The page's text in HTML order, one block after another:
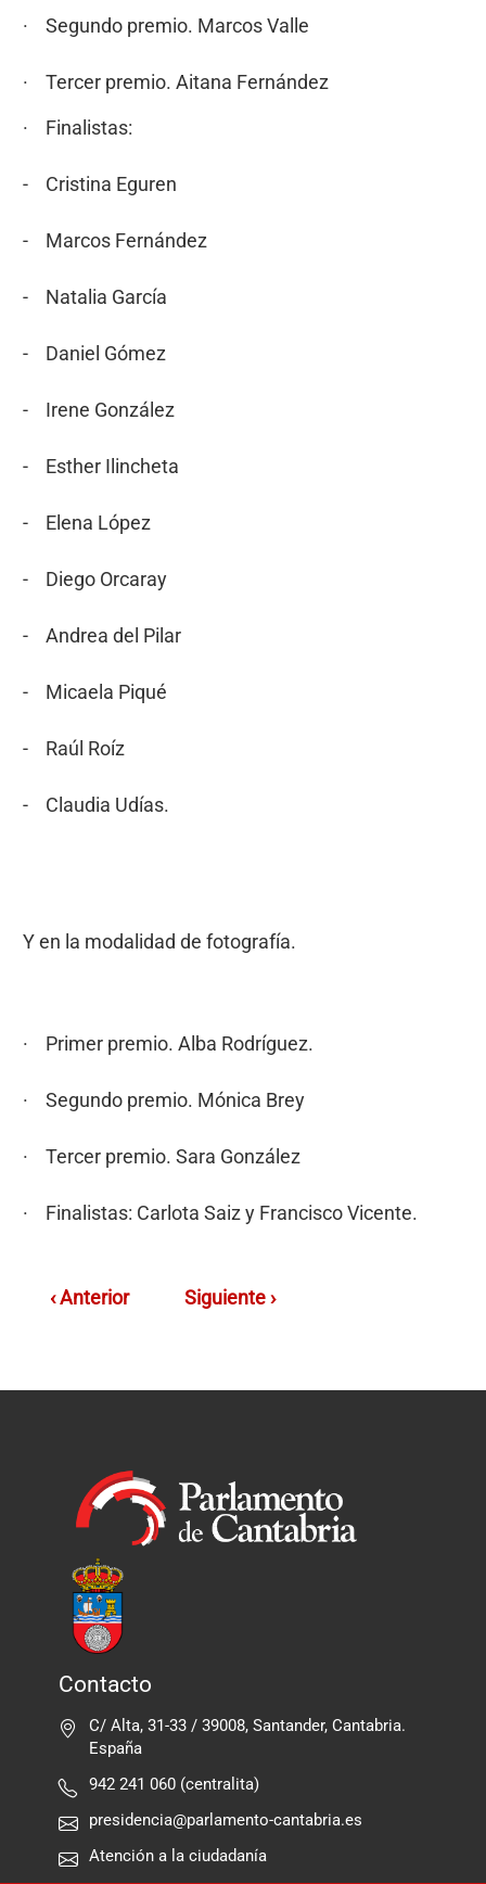
· Segundo premio. Marcos Valle
· Tercer premio. Aitana Fernández
· Finalistas:
- Cristina Eguren
- Marcos Fernández
- Natalia García
- Daniel Gómez
- Irene González
- Esther Ilincheta
- Elena López
- Diego Orcaray
- Andrea del Pilar
- Micaela Piqué
- Raúl Roíz
- Claudia Udías.
Y en la modalidad de fotografía.
· Primer premio. Alba Rodríguez.
· Segundo premio. Mónica Brey
· Tercer premio. Sara González
· Finalistas: Carlota Saiz y Francisco Vicente.
‹ Anterior Siguiente ›
Contacto
C/ Alta, 31-33 / 39008, Santander, Cantabria.
España
942 241 060 (centralita)
presidencia@parlamento-cantabria.es
Atención a la ciudadanía